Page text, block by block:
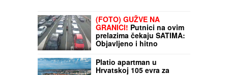
(FOTO) GUŽVE NA
GRANICI! Putnici na ovim
prelazima čekaju SATIMA:
Objavljeno i hitno
Platio apartman u
Hrvatskoj 105 evra za